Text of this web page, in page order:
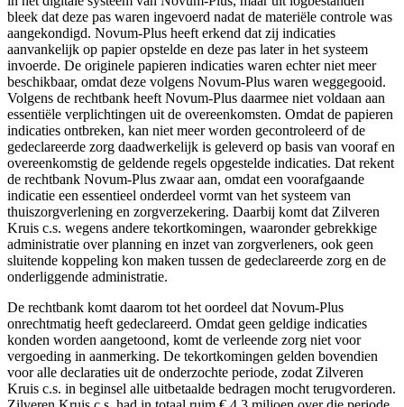
bleek dat deze pas waren ingevoerd nadat de materiële controle was
aangekondigd. Novum-Plus heeft erkend dat zij indicaties
aanvankelijk op papier opstelde en deze pas later in het systeem
invoerde. De originele papieren indicaties waren echter niet meer
beschikbaar, omdat deze volgens Novum-Plus waren weggegooid.
Volgens de rechtbank heeft Novum-Plus daarmee niet voldaan aan
essentiële verplichtingen uit de overeenkomsten. Omdat de papieren
indicaties ontbreken, kan niet meer worden gecontroleerd of de
gedeclareerde zorg daadwerkelijk is geleverd op basis van vooraf en
overeenkomstig de geldende regels opgestelde indicaties. Dat rekent
de rechtbank Novum-Plus zwaar aan, omdat een voorafgaande
indicatie een essentieel onderdeel vormt van het systeem van
thuiszorgverlening en zorgverzekering. Daarbij komt dat Zilveren
Kruis c.s. wegens andere tekortkomingen, waaronder gebrekkige
administratie over planning en inzet van zorgverleners, ook geen
sluitende koppeling kon maken tussen de gedeclareerde zorg en de
onderliggende administratie.
De rechtbank komt daarom tot het oordeel dat Novum-Plus
onrechtmatig heeft gedeclareerd. Omdat geen geldige indicaties
konden worden aangetoond, komt de verleende zorg niet voor
vergoeding in aanmerking. De tekortkomingen gelden bovendien
voor alle declaraties uit de onderzochte periode, zodat Zilveren
Kruis c.s. in beginsel alle uitbetaalde bedragen mocht terugvorderen.